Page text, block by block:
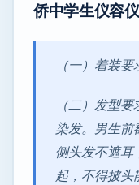
侨中学生仪容
（一）着装
（二）发型
染发。男生前
侧头发不遮耳
起，不得披头